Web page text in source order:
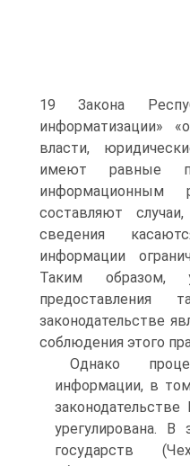
19 Закона
информатизации»
власти,
имеют равные
информационным
составляют
сведения
информации
Таким образом,
предоставления
законодательстве
соблюдения этого
Однако
информации, в
урегулирована. B
государств